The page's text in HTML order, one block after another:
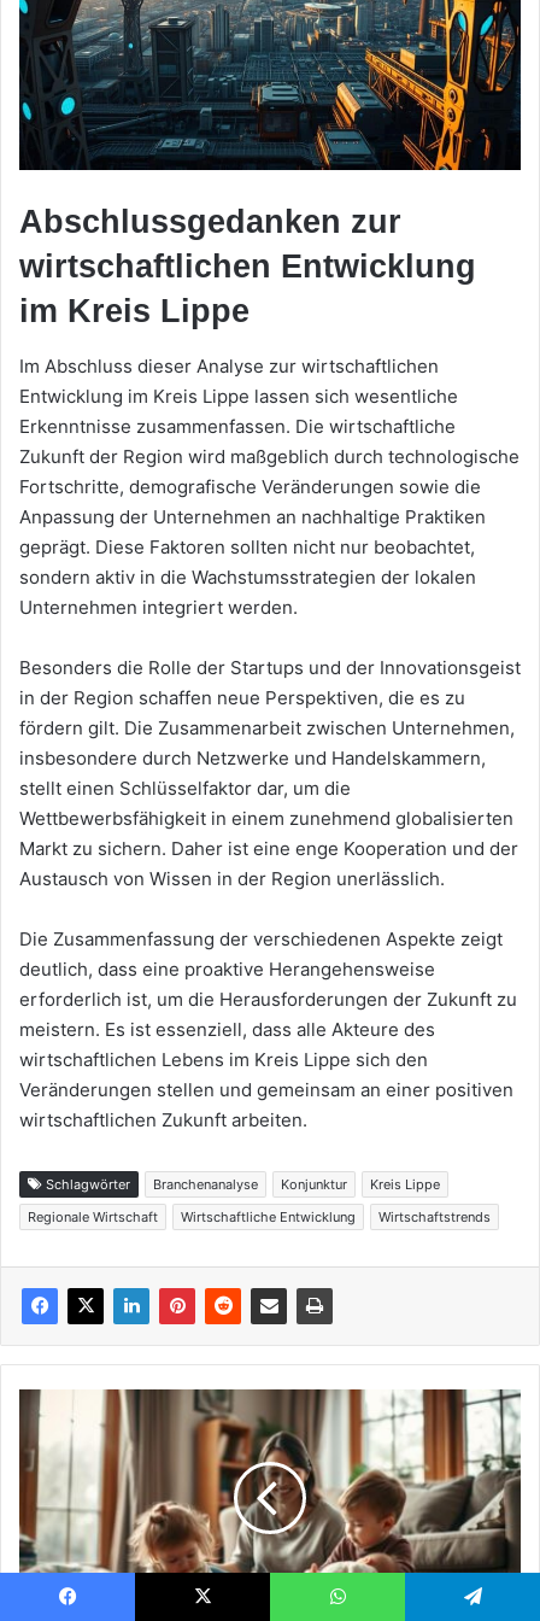
Abschlussgedanken zur
wirtschaftlichen Entwicklung
im Kreis Lippe
Im Abschluss dieser Analyse zur wirtschaftlichen
Entwicklung im Kreis Lippe lassen sich wesentliche
Erkenntnisse zusammenfassen. Die wirtschaftliche
Zukunft der Region wird maßgeblich durch technologische
Fortschritte, demografische Veränderungen sowie die
Anpassung der Unternehmen an nachhaltige Praktiken
geprägt. Diese Faktoren sollten nicht nur beobachtet,
sondern aktiv in die Wachstumsstrategien der lokalen
Unternehmen integriert werden.
Besonders die Rolle der Startups und der Innovationsgeist
in der Region schaffen neue Perspektiven, die es zu
fördern gilt. Die Zusammenarbeit zwischen Unternehmen,
insbesondere durch Netzwerke und Handelskammern,
stellt einen Schlüsselfaktor dar, um die
Wettbewerbsfähigkeit in einem zunehmend globalisierten
Markt zu sichern. Daher ist eine enge Kooperation und der
Austausch von Wissen in der Region unerlässlich.
Die Zusammenfassung der verschiedenen Aspekte zeigt
deutlich, dass eine proaktive Herangehensweise
erforderlich ist, um die Herausforderungen der Zukunft zu
meistern. Es ist essenziell, dass alle Akteure des
wirtschaftlichen Lebens im Kreis Lippe sich den
Veränderungen stellen und gemeinsam an einer positiven
wirtschaftlichen Zukunft arbeiten.
Schlagwörter Branchenanalyse Konjunktur
Kreis Lippe
Regionale Wirtschaft
Wirtschaftliche Entwicklung Wirtschaftstrends
Tipps
für
den
Alltag
mit
kleinen
Kindern
in